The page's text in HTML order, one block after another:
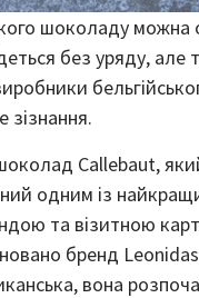
шоколаду
без уряду,
зізнання.
Callebaut,
одним із
та візитною
бренд
вона